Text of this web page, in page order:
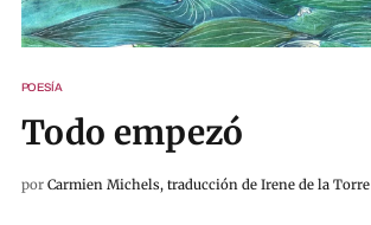
POESÍA
Todo empezó
por Carmien Michels, traducción de Irene de la Torre